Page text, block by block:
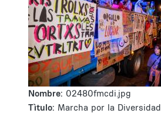
Nombre: 02480fmcdi.jpg
Tìtulo: Marcha por la Diversidad